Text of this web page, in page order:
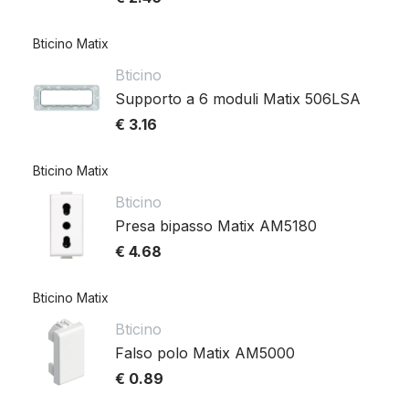
Bticino Matix
Bticino
Supporto a 6 moduli Matix 506LSA
€ 3.16
Bticino Matix
Bticino
Presa bipasso Matix AM5180
€ 4.68
Bticino Matix
Bticino
Falso polo Matix AM5000
€ 0.89